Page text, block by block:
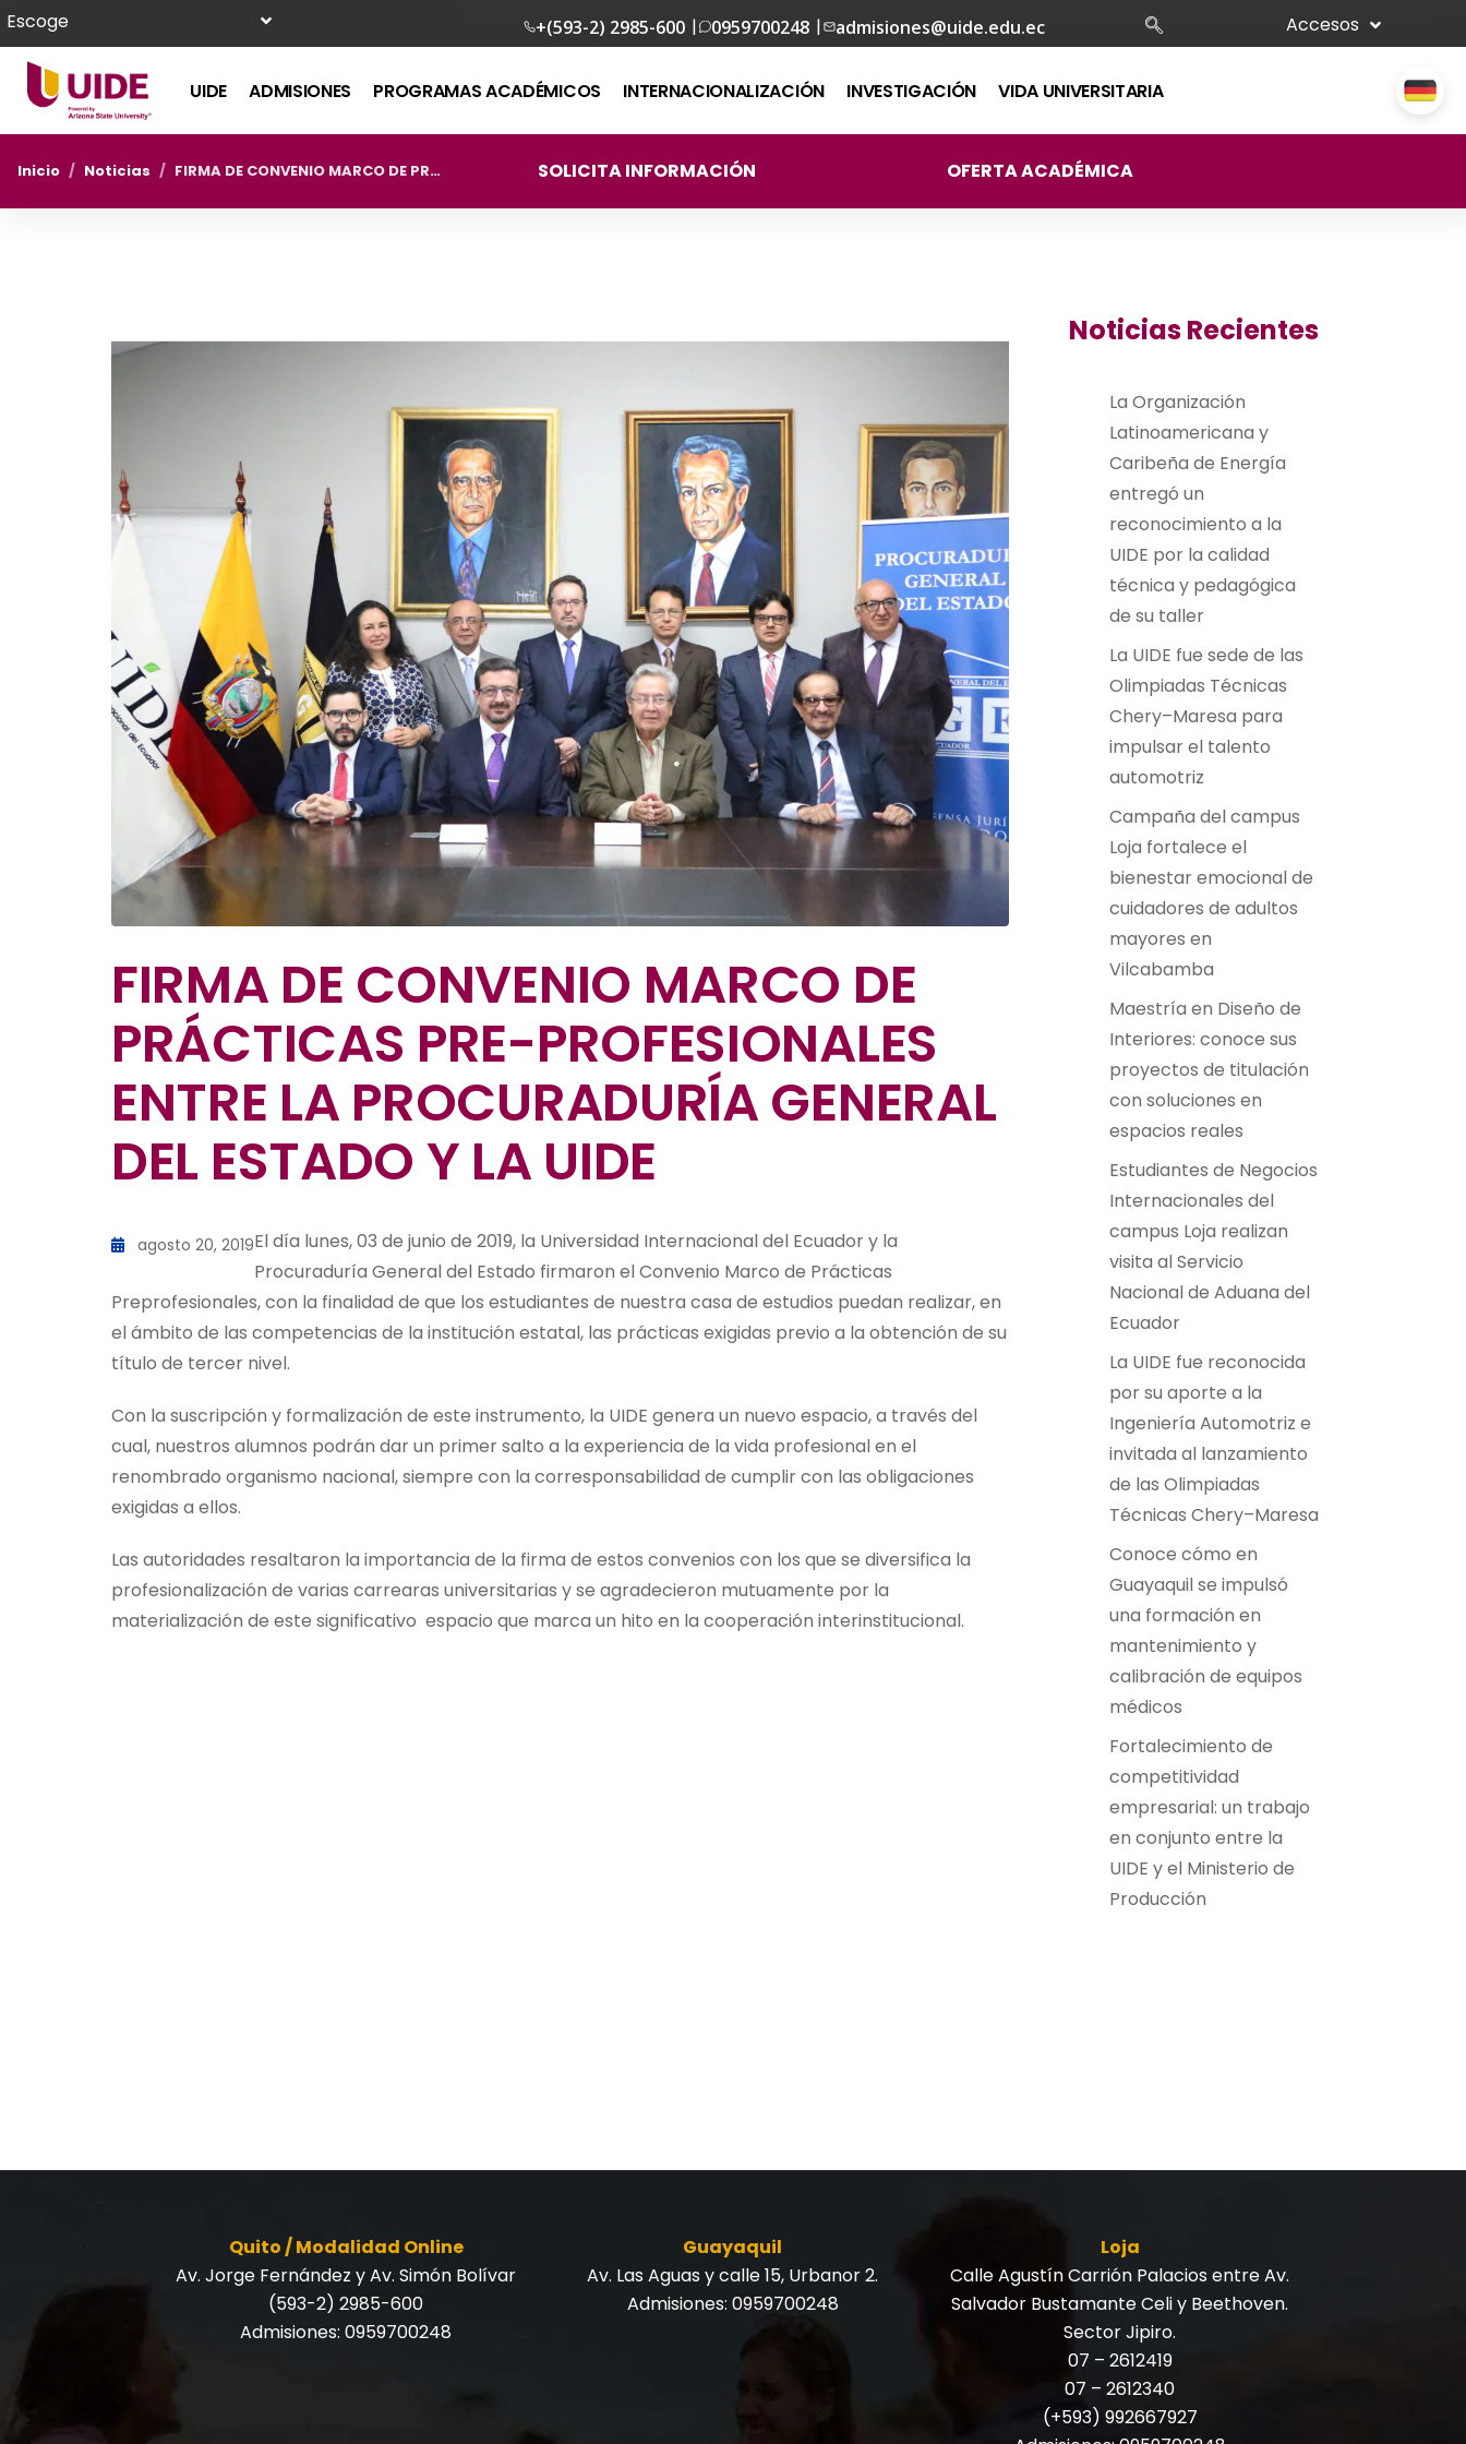
Escoge +(593-2) 2985-600 | 0959700248 | admisiones@uide.edu.ec Accesos
UIDE ADMISIONES PROGRAMAS ACADÉMICOS INTERNACIONALIZACIÓN INVESTIGACIÓN VIDA UNIVERSITARIA
Inicio / Noticias / FIRMA DE CONVENIO MARCO DE PRÁCTICAS PRE-PROFESIONALES ENTRE LA PROCURADURÍA GENERAL DEL ESTADO Y LA UIDE SOLICITA INFORMACIÓN OFERTA ACADÉMICA
FIRMA DE CONVENIO MARCO DE
PRÁCTICAS PRE-PROFESIONALES
ENTRE LA PROCURADURÍA GENERAL
DEL ESTADO Y LA UIDE
agosto 20, 2019El día lunes, 03 de junio de 2019, la Universidad Internacional del Ecuador y la
Procuraduría General del Estado firmaron el Convenio Marco de Prácticas
Preprofesionales, con la finalidad de que los estudiantes de nuestra casa de estudios puedan realizar, en
el ámbito de las competencias de la institución estatal, las prácticas exigidas previo a la obtención de su
título de tercer nivel.
Con la suscripción y formalización de este instrumento, la UIDE genera un nuevo espacio, a través del
cual, nuestros alumnos podrán dar un primer salto a la experiencia de la vida profesional en el
renombrado organismo nacional, siempre con la corresponsabilidad de cumplir con las obligaciones
exigidas a ellos.
Las autoridades resaltaron la importancia de la firma de estos convenios con los que se diversifica la
profesionalización de varias carrearas universitarias y se agradecieron mutuamente por la
materialización de este significativo espacio que marca un hito en la cooperación interinstitucional.
Noticias Recientes
La Organización
Latinoamericana y
Caribeña de Energía
entregó un
reconocimiento a la
UIDE por la calidad
técnica y pedagógica
de su taller
La UIDE fue sede de las
Olimpiadas Técnicas
Chery–Maresa para
impulsar el talento
automotriz
Campaña del campus
Loja fortalece el
bienestar emocional de
cuidadores de adultos
mayores en
Vilcabamba
Maestría en Diseño de
Interiores: conoce sus
proyectos de titulación
con soluciones en
espacios reales
Estudiantes de Negocios
Internacionales del
campus Loja realizan
visita al Servicio
Nacional de Aduana del
Ecuador
La UIDE fue reconocida
por su aporte a la
Ingeniería Automotriz e
invitada al lanzamiento
de las Olimpiadas
Técnicas Chery–Maresa
Conoce cómo en
Guayaquil se impulsó
una formación en
mantenimiento y
calibración de equipos
médicos
Fortalecimiento de
competitividad
empresarial: un trabajo
en conjunto entre la
UIDE y el Ministerio de
Producción
Quito / Modalidad Online
Av. Jorge Fernández y Av. Simón Bolívar
(593-2) 2985-600
Admisiones:0959700248
Guayaquil
Av. Las Aguas y calle 15, Urbanor 2.
Admisiones: 0959700248
Loja
Calle Agustín Carrión Palacios entre Av.
Salvador Bustamante Celi y Beethoven.
Sector Jipiro.
07 – 2612419
07 – 2612340
(+593) 992667927